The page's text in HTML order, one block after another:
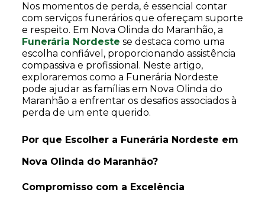
Nos momentos de perda, é essencial contar
com serviços funerários que ofereçam suporte
e respeito. Em Nova Olinda do Maranhão, a
Funerária Nordeste se destaca como uma
escolha confiável, proporcionando assistência
compassiva e profissional. Neste artigo,
exploraremos como a Funerária Nordeste
pode ajudar as famílias em Nova Olinda do
Maranhão a enfrentar os desafios associados à
perda de um ente querido.
Por que Escolher a Funerária Nordeste em
Nova Olinda do Maranhão?
Compromisso com a Excelência